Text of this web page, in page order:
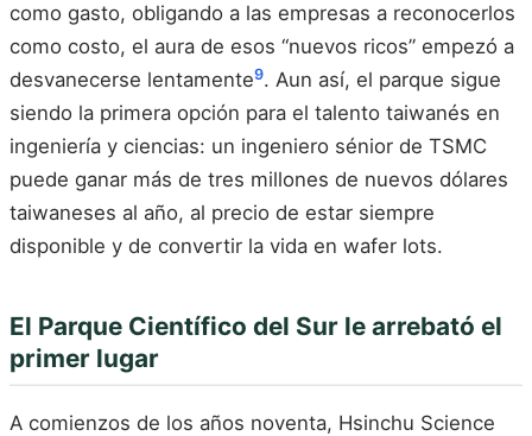
como gasto, obligando a las empresas a reconocerlos
como costo, el aura de esos “nuevos ricos” empezó a
desvanecerse lentamente9. Aun así, el parque sigue
siendo la primera opción para el talento taiwanés en
ingeniería y ciencias: un ingeniero sénior de TSMC
puede ganar más de tres millones de nuevos dólares
taiwaneses al año, al precio de estar siempre
disponible y de convertir la vida en wafer lots.
El Parque Científico del Sur le arrebató el
primer lugar
A comienzos de los años noventa, Hsinchu Science